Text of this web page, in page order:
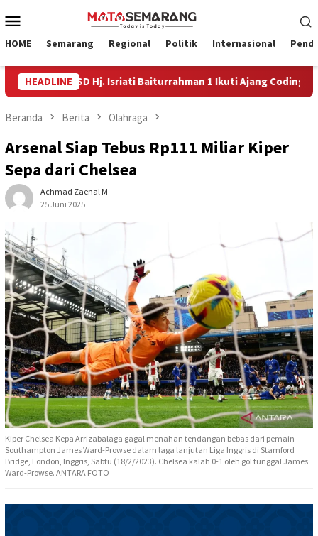
ke
Mobile
HOME Semarang Regional Politik Internasional
HEADLINE
SD Hj. Isriati Baiturrahman 1 Ikuti Ajang Coding Internasional
Beranda Berita Olahraga
Arsenal Siap Tebus Rp111 Miliar Kiper
Sepa dari Chelsea
Achmad Zaenal M
25 Juni 2025
Kiper Chelsea Kepa Arrizabalaga gagal menahan tendangan bebas dari pemain
Southampton James Ward-Prowse dalam laga lanjutan Liga Inggris di Stamford
Bridge, London, Inggris, Sabtu (18/2/2023). Chelsea kalah 0-1 oleh gol tunggal James
Ward-Prowse. ANTARA FOTO